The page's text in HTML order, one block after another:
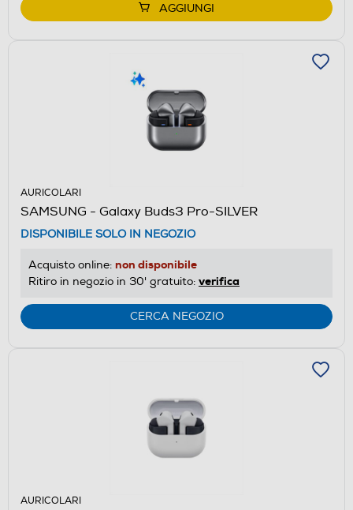
AGGIUNGI
AURICOLARI
SAMSUNG - Galaxy Buds3 Pro-SILVER
DISPONIBILE SOLO IN NEGOZIO
Acquisto online: non disponibile
Ritiro in negozio in 30' gratuito: verifica
CERCA NEGOZIO
AURICOLARI